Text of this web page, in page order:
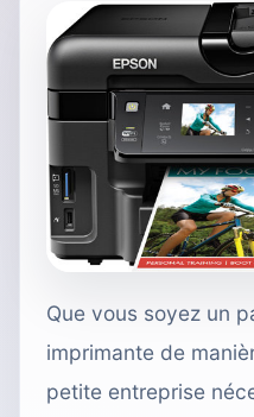
Que vous soyez un
imprimante de
petite entreprise